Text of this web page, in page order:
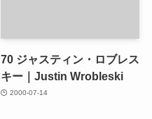
70 ジャスティン・ロブレス
キー｜Justin Wrobleski
2000-07-14